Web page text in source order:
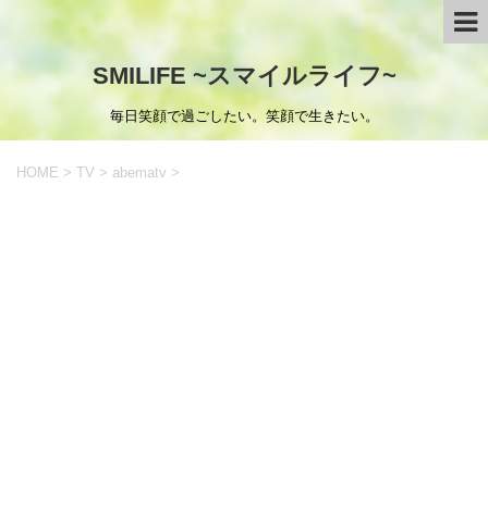
SMILIFE ~スマイルライフ~
毎日笑顔で過ごしたい。笑顔で生きたい。
HOME > TV > abematv >